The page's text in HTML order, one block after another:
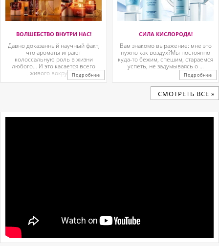
ВОЛШЕБСТВО ВНУТРИ НАС!
Давно доказанный научный факт,
что ароматы играют
колоссальную роль в жизни
любого… И это касается всего
живого вокруг. ...Подробнее
СИЛА КИСЛОРОДА!
Вам знакомо выражение: мне это
нужно как воздух?Мы постоянно
куда-то бежим, спешим, стараемся
успеть, не задумываясь о ...
Подробнее
CМОТРЕТЬ ВСЕ »